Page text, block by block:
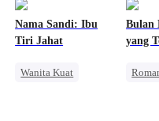
Pembalasan
Nama Sandi: Ibu
Tiri Jahat
Wanita Kuat
Bulan
yang